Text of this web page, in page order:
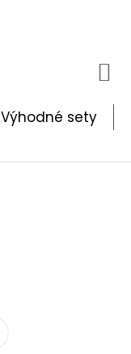
OCHRANA
Výhodné sety